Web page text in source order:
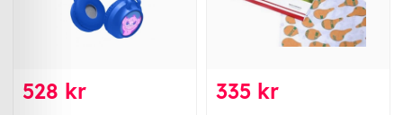
528 kr 335 kr